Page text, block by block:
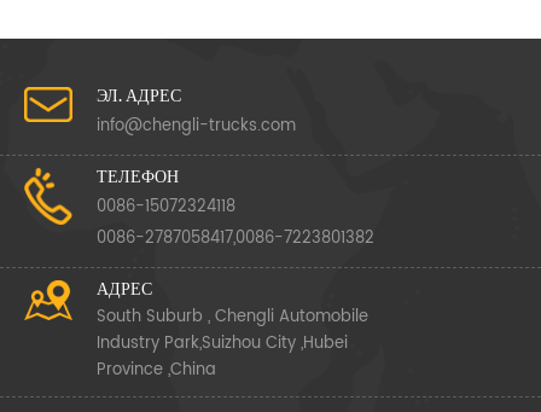
ЭЛ. АДРЕС
info@chengli-trucks.com
ТЕЛЕФОН
0086-15072324118
0086-2787058417,0086-7223801382
АДРЕС
South Suburb , Chengli Automobile
Industry Park,Suizhou City ,Hubei
Province ,China